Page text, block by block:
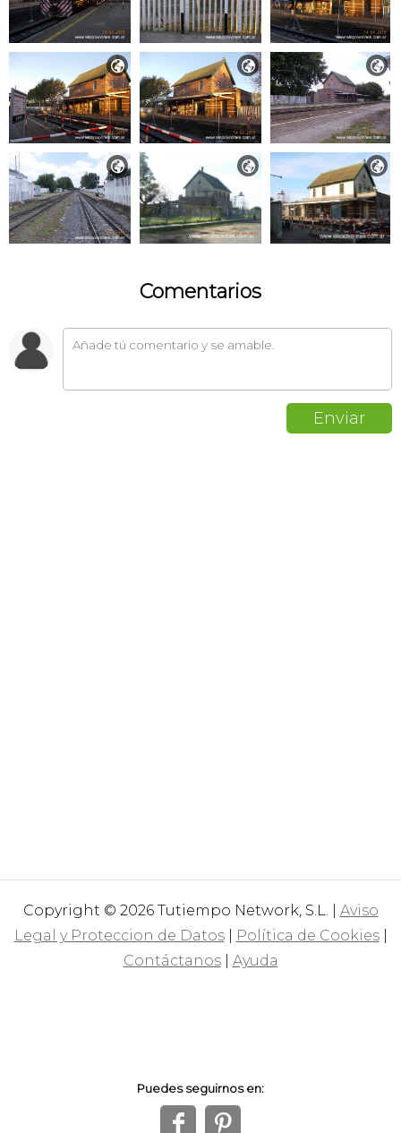
  
  
Comentarios
Copyright © 2026 Tutiempo Network, S.L. | Aviso
Legal y Proteccion de Datos| Política de Cookies|
Contáctanos| Ayuda
Puedes seguirnos en:
f 1